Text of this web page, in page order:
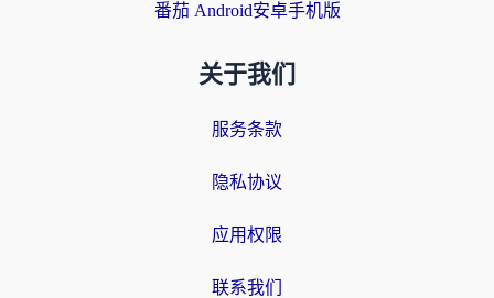
番茄 Android安卓手机版
关于我们
服务条款
隐私协议
应用权限
联系我们